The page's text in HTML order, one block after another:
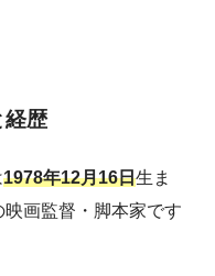
経歴
1978年12月16日生ま
映画監督・脚本家です